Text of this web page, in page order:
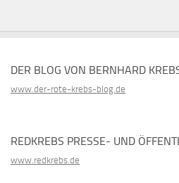
DER BLOG VON BERNHARD
www.der-rote-krebs-blog.de
REDKREBS PRESSE- UND
www.redkrebs.de